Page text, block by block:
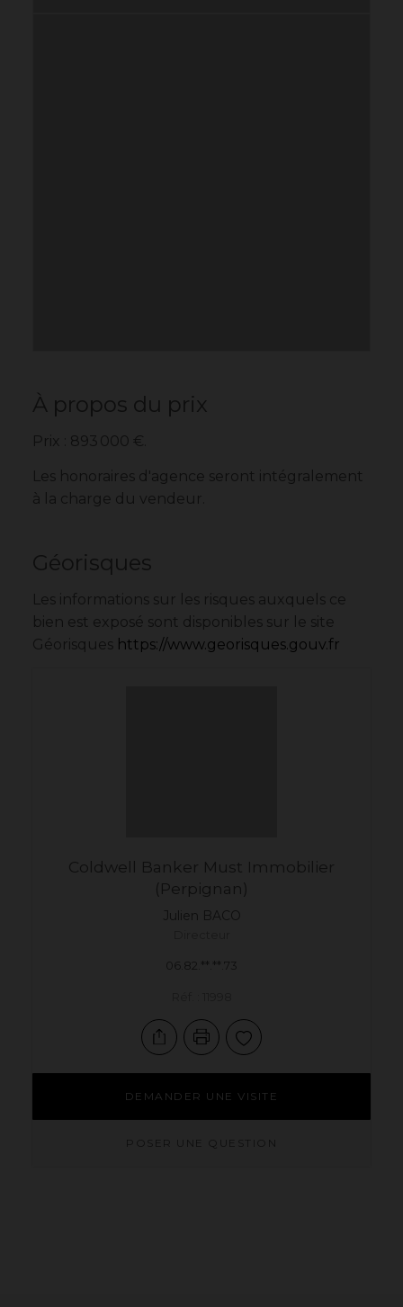
À propos du prix
Prix : 893 000 €.
Les honoraires d'agence seront intégralement
à la charge du vendeur.
Géorisques
Les informations sur les risques auxquels ce
bien est exposé sont disponibles sur le site
Géorisques https://www.georisques.gouv.fr
Coldwell Banker Must Immobilier
(Perpignan)
Julien BACO
06.82.**.**.73
DEMANDER UNE VISITE
POSER UNE QUESTION